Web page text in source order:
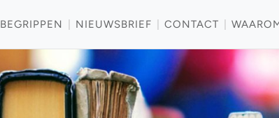
BEGRIPPEN NIEUWSBRIEF CONTACT